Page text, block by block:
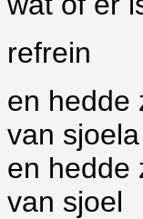
refrein
en hedde
van
en hedde
van sjoel